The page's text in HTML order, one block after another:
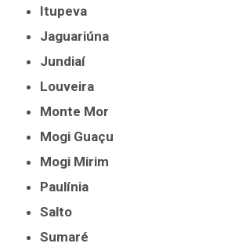
Itupeva
Jaguariúna
Jundiaí
Louveira
Monte Mor
Mogi Guaçu
Mogi Mirim
Paulínia
Salto
Sumaré